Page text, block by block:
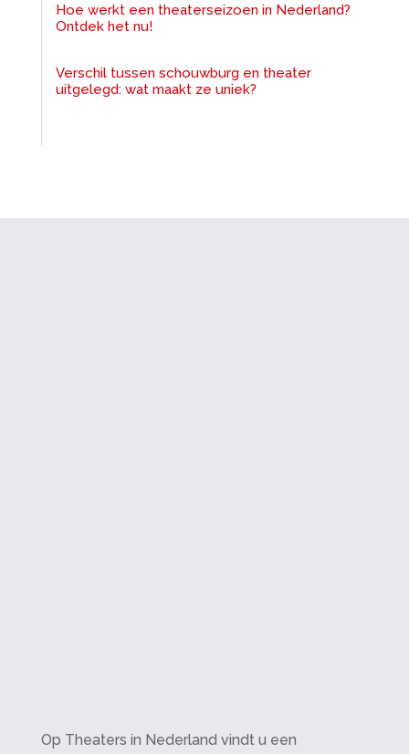
Hoe werkt een theaterseizoen in Nederland?
Ontdek het nu!
Verschil tussen schouwburg en theater
uitgelegd: wat maakt ze uniek?
Op Theaters in Nederland vindt u een